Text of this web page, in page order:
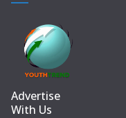
Advertise
With Us